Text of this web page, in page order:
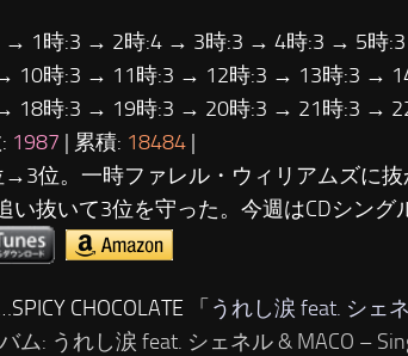
→ 1時:3 → 2時:4 → 3時:3 → 4時:3 → 5時
10時:3 → 11時:3 → 12時:3 → 13時:3 →
18時:3 → 19時:3 → 20時:3 → 21時:3 →
1987 | 累積: 18484 |
→3位。一時ファレル・ウィリアムズに
い抜いて3位を守った。今週はCDシング
CHOCOLATE 「うれし涙 feat. シェ
ム: うれし涙 feat. シェネル & MACO –